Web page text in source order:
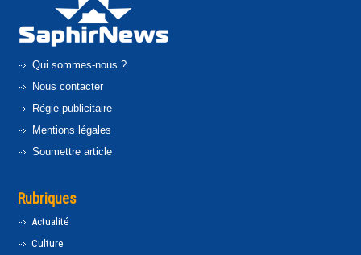
Qui sommes-nous ?
Nous contacter
Régie publicitaire
Mentions légales
Soumettre article
Rubriques
Actualité
Culture